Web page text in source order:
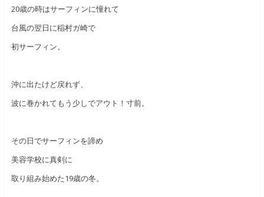
20歳の時はサーフィンに憧れて
台風の翌日に稲村ガ崎で
初サーフィン。
沖に出たけど戻れず、
波に巻かれてもう少しでアウト！寸前。
その日でサーフィンを諦め
美容学校に真剣に
取り組み始めた19歳の冬。